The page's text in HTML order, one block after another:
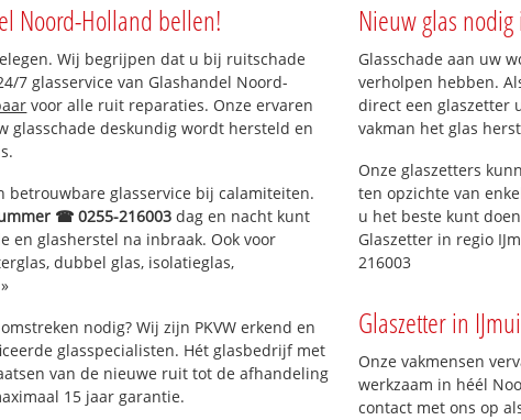
IJmuiden
Bomenbuurt
Velseroord
Schildersbuurt
Herculesbuurt
Canopusbuurt
Saturnusbuurt
Schiplaanbuurt
Kruisbergbuurt
Keetbergbuurt
Noord-Holland bellen!
Wij begrijpen dat u bij ruitschade
7 glasservice van Glashandel Noord-
voor alle ruit reparaties. Onze ervaren
glasschade deskundig wordt hersteld en
betrouwbare glasservice bij calamiteiten.
☎ 0255-216003 dag en nacht kunt
en glasherstel na inbraak. Ook voor
dubbel glas, isolatieglas,
»
nodig? Wij zijn PKVW erkend en
glasspecialisten. Hét glasbedrijf met
van de nieuwe ruit tot de afhandeling
15 jaar garantie.
Nieuw glas
Glasschade aan uw
verholpen hebben.
direct een glaszetter
vakman het glas
Onze glaszetters
ten opzichte van
u het beste kunt
Glaszetter in regio
216003
Glaszetter in
Onze vakmensen
werkzaam in héél
contact met ons op